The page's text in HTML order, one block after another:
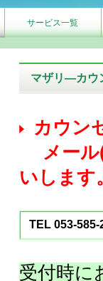
サービス一覧
マザリ―カウ
カウン
メール(
いします
TEL 053-585-
受付時に